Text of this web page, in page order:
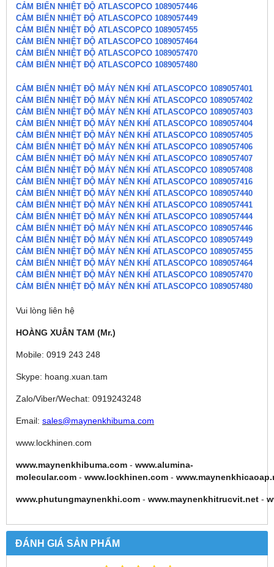
CẢM BIẾN NHIỆT ĐỘ ATLASCOPCO 1089057446
CẢM BIẾN NHIỆT ĐỘ ATLASCOPCO 1089057449
CẢM BIẾN NHIỆT ĐỘ ATLASCOPCO 1089057455
CẢM BIẾN NHIỆT ĐỘ ATLASCOPCO 1089057464
CẢM BIẾN NHIỆT ĐỘ ATLASCOPCO 1089057470
CẢM BIẾN NHIỆT ĐỘ ATLASCOPCO 1089057480
CẢM BIẾN NHIỆT ĐỘ MÁY NÉN KHÍ ATLASCOPCO 1089057401
CẢM BIẾN NHIỆT ĐỘ MÁY NÉN KHÍ ATLASCOPCO 1089057402
CẢM BIẾN NHIỆT ĐỘ MÁY NÉN KHÍ ATLASCOPCO 1089057403
CẢM BIẾN NHIỆT ĐỘ MÁY NÉN KHÍ ATLASCOPCO 1089057404
CẢM BIẾN NHIỆT ĐỘ MÁY NÉN KHÍ ATLASCOPCO 1089057405
CẢM BIẾN NHIỆT ĐỘ MÁY NÉN KHÍ ATLASCOPCO 1089057406
CẢM BIẾN NHIỆT ĐỘ MÁY NÉN KHÍ ATLASCOPCO 1089057407
CẢM BIẾN NHIỆT ĐỘ MÁY NÉN KHÍ ATLASCOPCO 1089057408
CẢM BIẾN NHIỆT ĐỘ MÁY NÉN KHÍ ATLASCOPCO 1089057416
CẢM BIẾN NHIỆT ĐỘ MÁY NÉN KHÍ ATLASCOPCO 1089057440
CẢM BIẾN NHIỆT ĐỘ MÁY NÉN KHÍ ATLASCOPCO 1089057441
CẢM BIẾN NHIỆT ĐỘ MÁY NÉN KHÍ ATLASCOPCO 1089057444
CẢM BIẾN NHIỆT ĐỘ MÁY NÉN KHÍ ATLASCOPCO 1089057446
CẢM BIẾN NHIỆT ĐỘ MÁY NÉN KHÍ ATLASCOPCO 1089057449
CẢM BIẾN NHIỆT ĐỘ MÁY NÉN KHÍ ATLASCOPCO 1089057455
CẢM BIẾN NHIỆT ĐỘ MÁY NÉN KHÍ ATLASCOPCO 1089057464
CẢM BIẾN NHIỆT ĐỘ MÁY NÉN KHÍ ATLASCOPCO 1089057470
CẢM BIẾN NHIỆT ĐỘ MÁY NÉN KHÍ ATLASCOPCO 1089057480
Vui lòng liên hệ
HOÀNG XUÂN TAM (Mr.)
Mobile: 0919 243 248
Skype: hoang.xuan.tam
Zalo/Viber/Wechat: 0919243248
Email: sales@maynenkhibuma.com
www.lockhinen.com
www.maynenkhibuma.com - www.alumina-
molecular.com - www.lockhinen.com -
www.phutungmaynenkhi.com - www.maynenkhitrucvit.net -
ĐÁNH GIÁ SẢN PHẨM